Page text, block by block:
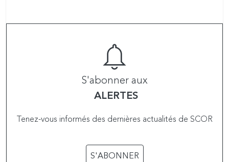
S'abonner aux
ALERTES
Tenez-vous informés des dernières actualités de SCOR
S'ABONNER